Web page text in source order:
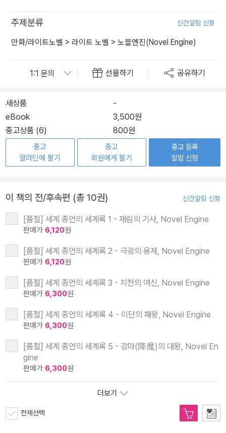
주제분류 신간알림 신청
만화/라이트노벨 > 라이트 노벨 > 노블엔진(Novel Engine)
선물하기 공유하기
새상품
-
eBook
3,500원
중고상품 (6)
800원
중고
알라딘에 팔기
중고
회원에게 팔기
중고 등록
알림 신청
이 책의 전/후속편 (총 10권) 신간알림 신청
[품절] 세계 종언의 세계록 1 - 재림의 기사, Novel Engine
판매가 6,120원
[품절] 세계 종언의 세계록 2 - 극광의 용제, Novel Engine
판매가 6,120원
[품절] 세계 종언의 세계록 3 - 치천의 여신, Novel Engine
판매가 6,300원
[품절] 세계 종언의 세계록 4 - 이단의 패왕, Novel Engine
판매가 6,300원
[품절] 세계 종언의 세계록 5 - 강마(降魔)의 대왕, Novel En
gine
판매가 6,300원
더보기
전체선택